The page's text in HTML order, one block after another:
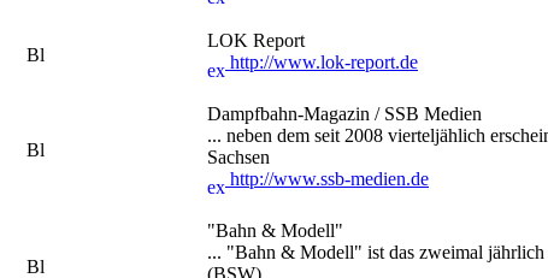
LOK Report
http://www.lok-report.de
Dampfbahn-Magazin / SSB Medien
... neben dem seit 2008 vierteljählich
Sachsen
http://www.ssb-medien.de
"Bahn & Modell"
... "Bahn & Modell" ist das zweimal jährlich
(BSW)